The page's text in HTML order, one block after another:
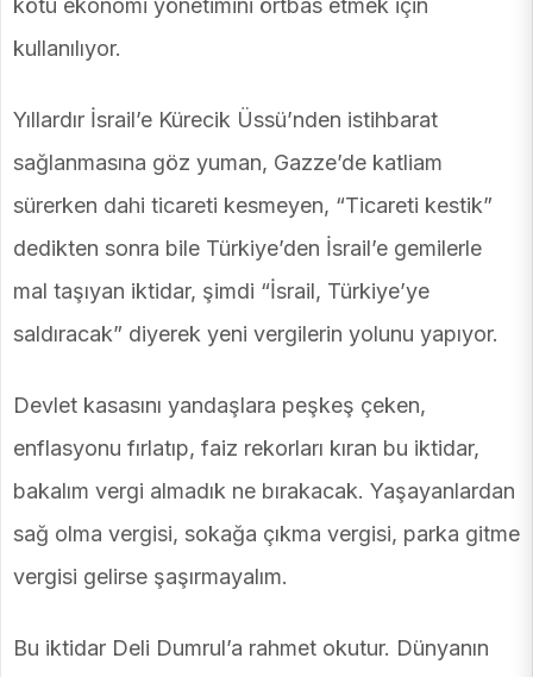
kötü ekonomi yönetimini örtbas etmek için
kullanılıyor.
Yıllardır İsrail’e Kürecik Üssü’nden istihbarat
sağlanmasına göz yuman, Gazze’de katliam
sürerken dahi ticareti kesmeyen, “Ticareti kestik”
dedikten sonra bile Türkiye’den İsrail’e gemilerle
mal taşıyan iktidar, şimdi “İsrail, Türkiye’ye
saldıracak” diyerek yeni vergilerin yolunu yapıyor.
Devlet kasasını yandaşlara peşkeş çeken,
enflasyonu fırlatıp, faiz rekorları kıran bu iktidar,
bakalım vergi almadık ne bırakacak. Yaşayanlardan
sağ olma vergisi, sokağa çıkma vergisi, parka gitme
vergisi gelirse şaşırmayalım.
Bu iktidar Deli Dumrul’a rahmet okutur. Dünyanın